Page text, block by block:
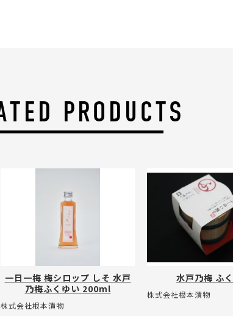
一日一梅 梅シロップ しそ 水戸
乃梅ふくゆい 200ml
株式会社根本漬物
水戸乃梅 ふ
株式会社根本漬物